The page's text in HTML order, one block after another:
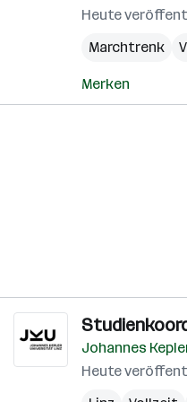
Heute
Marchtrenk
Merken
Johannes
Heute